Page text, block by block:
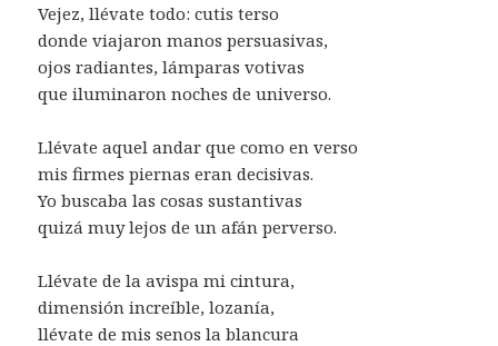
Vejez, llévate todo: cutis terso
donde viajaron manos persuasivas,
ojos radiantes, lámparas votivas
que iluminaron noches de universo.
Llévate aquel andar que como en verso
mis firmes piernas eran decisivas.
Yo buscaba las cosas sustantivas
quizá muy lejos de un afán perverso.
Llévate de la avispa mi cintura,
dimensión increíble, lozanía,
llévate de mis senos la blancura